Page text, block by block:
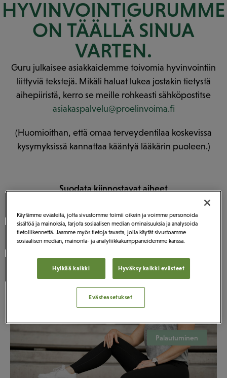
HYVINVOINTI­GURUMME
ON TÄÄLLÄ SINUA
VARTEN.
Guru julkaisee asiakkaidemme toivomia hyvinvointiin
liittyviä tekstejä. Mikäli haluat lukea jostakin tietystä
aihepiiristä, kerro se meille rohkeasti sähköpostitse
asiakaspalvelu@proelinvoima.fi
(Huomioithan, että omaa terveydentilaa koskevissa
kysymyksissä kannattaa kääntyä lääkärin puoleen.)
Suodata kiinnostavat aiheet
Stressi Nivelet Ravitsemus
Palautuminen
Palautuminen
Käytämme evästeitä, jotta sivustomme toimii oikein ja voimme personoida
sisältöä ja mainoksia, tarjota sosiaalisen median ominaisuuksia ja analysoida
tietoliikennettä. Jaamme myös tietoja tavasta, jolla käytät sivustoamme
sosiaalisen median, mainonta- ja analytiikkakumppaneidemme kanssa.
Hylkää kaikki Hyväksy kaikki evästeet
Evästeasetukset